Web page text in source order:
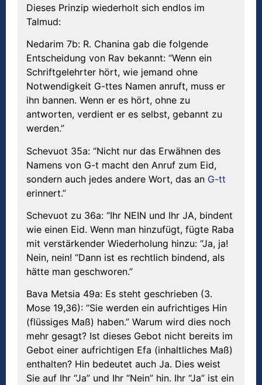
Dieses Prinzip wiederholt sich endlos im
Talmud:
Nedarim 7b: R. Chanina gab die folgende
Entscheidung von Rav bekannt: “Wenn ein
Schriftgelehrter hört, wie jemand ohne
Notwendigkeit G-ttes Namen anruft, muss er
ihn bannen. Wenn er es hört, ohne zu
antworten, verdient er es selbst, gebannt zu
werden.”
Schevuot 35a: “Nicht nur das Erwähnen des
Namens von G-t macht den Anruf zum Eid,
sondern auch jedes andere Wort, das an G-tt
erinnert.”
Schevuot zu 36a: “Ihr NEIN und Ihr JA, bindent
wie einen Eid. Wenn man hinzufügt, fügte Raba
mit verstärkender Wiederholung hinzu: “Ja, ja!
Nein, nein! “Dann ist es rechtlich bindend, als
hätte man geschworen.”
Bava Metsia 49a: Es steht geschrieben (3.
Mose 19,36): “Sie werden ein aufrichtiges Hin
(flüssiges Maß) haben.” Warum wird dies noch
mehr gesagt? Ist dieses Gebot nicht bereits im
Gebot einer aufrichtigen Efa (inhaltliches Maß)
enthalten? Hin bedeutet auch Ja. Dies weist
Sie auf Ihr “Ja” und Ihr “Nein” hin. Ihr “Ja” ist ein